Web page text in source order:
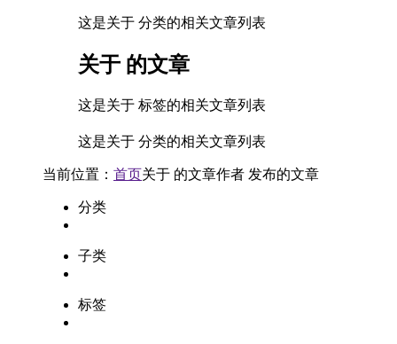
这是关于 分类的相关文章列表
关于 的文章
这是关于 标签的相关文章列表
这是关于 分类的相关文章列表
当前位置： 首页关于 的文章作者 发布的文章
分类
子类
标签